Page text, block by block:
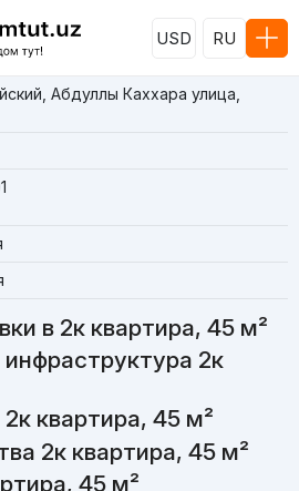
USD RU
Абдуллы Каххара улица,
в 2к квартира, 45 м²
2к
квартира, 45 м²
2к квартира, 45 м²
45 м²